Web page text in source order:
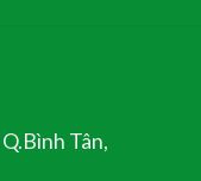
Tân,